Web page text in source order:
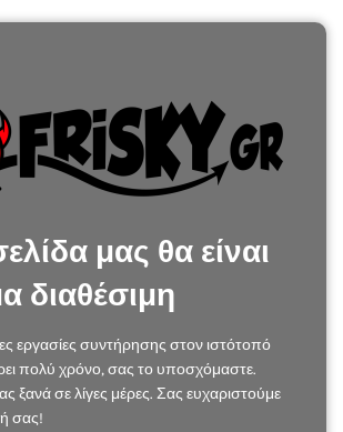
μας θα είναι
διαθέσιμη
εργασίες συντήρησης στον ιστότοπό
πολύ χρόνο, σας το υποσχόμαστε.
ξανά σε λίγες μέρες. Σας ευχαριστούμε
σας!